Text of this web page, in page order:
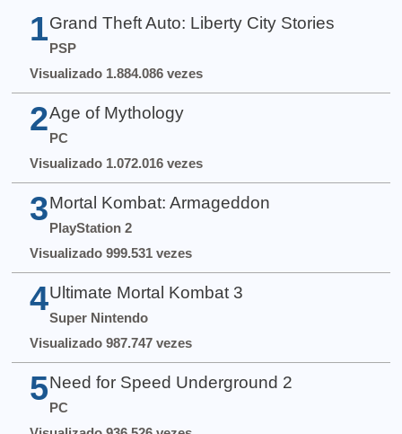
1 Grand Theft Auto: Liberty City Stories
PSP
Visualizado 1.884.086 vezes
2 Age of Mythology
PC
Visualizado 1.072.016 vezes
3 Mortal Kombat: Armageddon
PlayStation 2
Visualizado 999.531 vezes
4 Ultimate Mortal Kombat 3
Super Nintendo
Visualizado 987.747 vezes
5 Need for Speed Underground 2
PC